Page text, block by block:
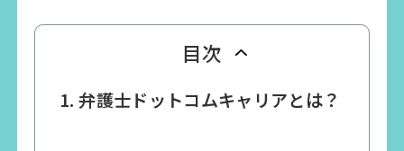
目次
弁護士ドットコムキャリアとは？